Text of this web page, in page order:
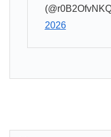
2026